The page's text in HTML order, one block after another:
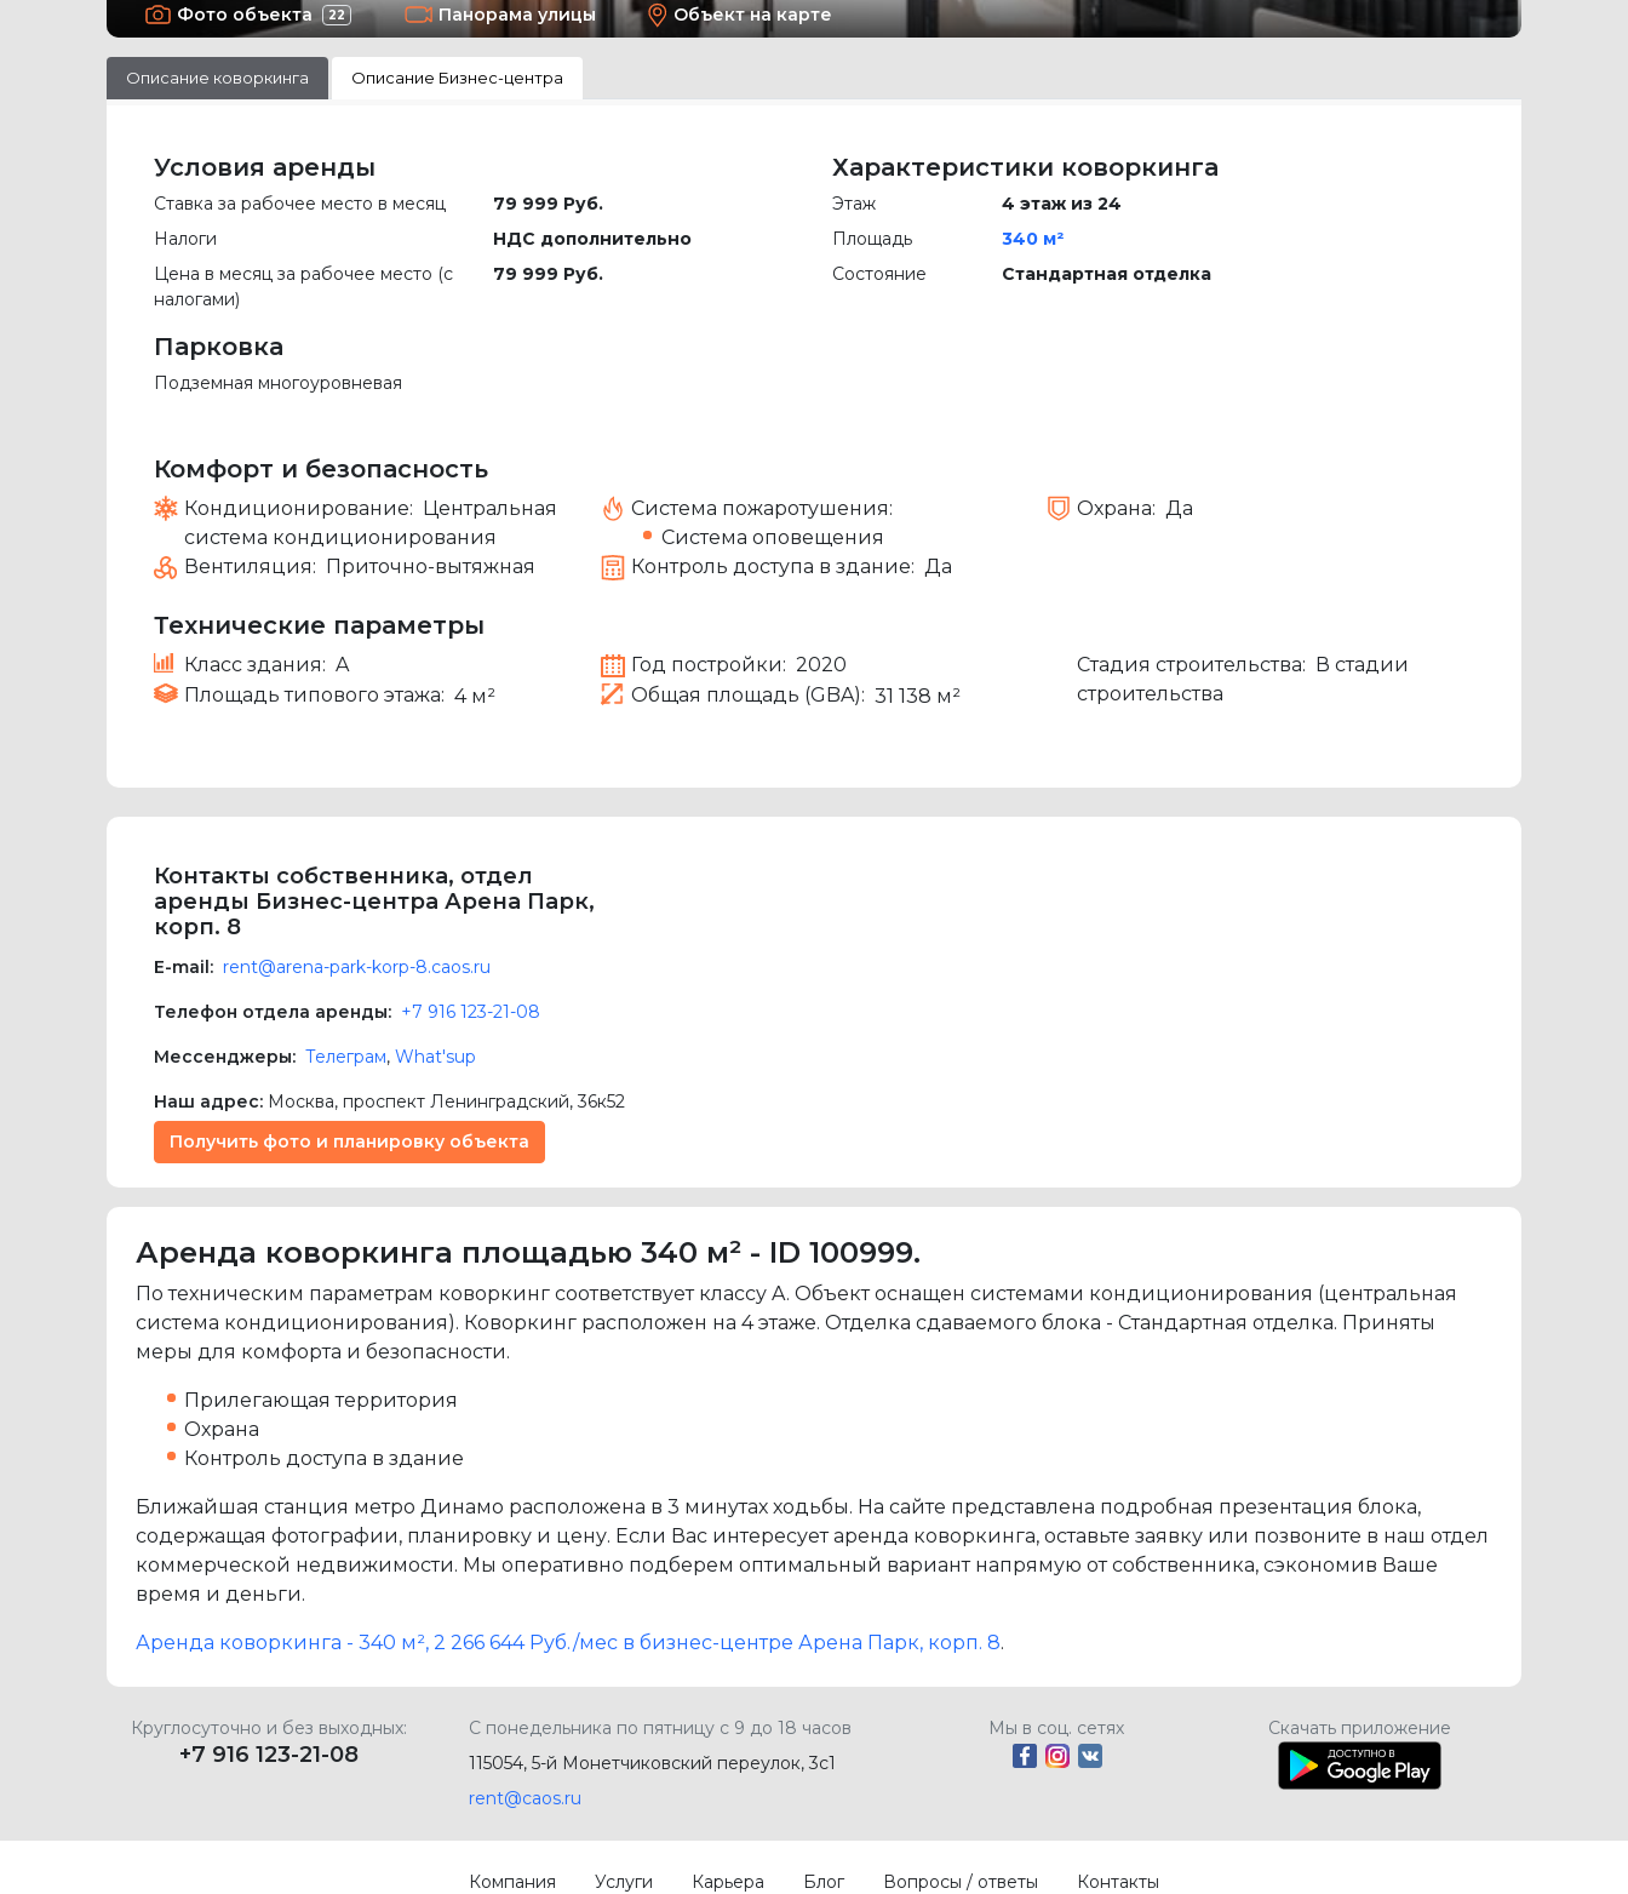
Фото объекта 22 Панорама улицы Объект на карте
Описание коворкинга Описание Бизнес-центра
Условия аренды
Ставка за рабочее место в месяц
79 999 Руб.
Налоги
НДС дополнительно
Цена в месяц за рабочее место (с
налогами)
79 999 Руб.
Характеристики коворкинга
Этаж
4 этаж из 24
Площадь
340 м²
Состояние
Стандартная отделка
Парковка
Подземная многоуровневая
Комфорт и безопасность
Кондиционирование: Центральная
система кондиционирования
Вентиляция:
Приточно-вытяжная
Система пожаротушения:
Система оповещения
Контроль доступа в здание: Да
Охрана: Да
Технические параметры
Класс здания: A
Площадь типового этажа: 4 м²
Год постройки: 2020
Общая площадь (GBA): 31 138 м²
Стадия строительства:
В стадии
строительства
Контакты собственника, отдел
аренды Бизнес-центра Арена Парк,
корп. 8
E-mail: rent@arena-park-korp-8.caos.ru
Телефон отдела аренды: +7 916 123-21-08
Мессенджеры: Телеграм, What'sup
Наш адрес: Москва, проспект Ленинградский, 36к52
Получить фото и планировку объекта
Аренда коворкинга площадью 340 м² - ID 100999.
По техническим параметрам коворкинг соответствует классу A. Объект оснащен системами кондиционирования (центральная
система кондиционирования). Коворкинг расположен на 4 этаже. Отделка сдаваемого блока - Стандартная отделка. Приняты
меры для комфорта и безопасности.
Прилегающая территория
Охрана
Контроль доступа в здание
Ближайшая станция метро Динамо расположена в 3 минутах ходьбы. На сайте представлена подробная презентация блока,
содержащая фотографии, планировку и цену. Если Вас интересует аренда коворкинга, оставьте заявку или позвоните в наш отдел
коммерческой недвижимости. Мы оперативно подберем оптимальный вариант напрямую от собственника, сэкономив Ваше
время и деньги.
Аренда коворкинга - 340 м², 2 266 644 Руб./мес в бизнес-центре Арена Парк, корп. 8.
Круглосуточно и без выходных:
+7 916 123-21-08
С понедельника по пятницу с 9 до 18 часов
115054, 5-й Монетчиковский переулок, 3с1
rent@caos.ru
Мы в соц. сетях Скачать приложение
Компания Услуги Карьера Блог Вопросы / ответы Контакты